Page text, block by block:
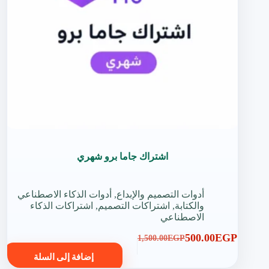
اشتراك جاما برو شهري
أدوات التصميم والإبداع, أدوات الذكاء الاصطناعي
والكتابة, اشتراكات التصميم, اشتراكات الذكاء
الاصطناعي
1,500.00EGPالسعر
500.00EGP
السعر
إضافة إلى السلة